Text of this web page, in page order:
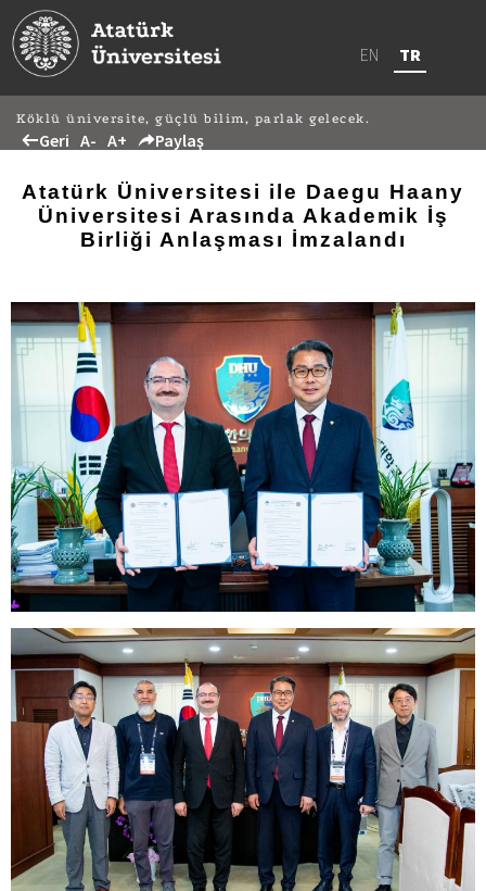
EN TR
Köklü üniversite, güçlü bilim, parlak gelecek.
Geri A- A+ Paylaş
Atatürk Üniversitesi ile Daegu Haany
Üniversitesi Arasında Akademik İş
Birliği Anlaşması İmzalandı